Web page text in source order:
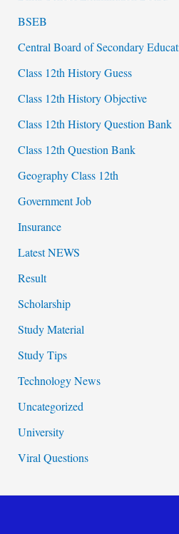
BSEB
Central Board of Secondary
Class 12th History Guess
Class 12th History Objective
Class 12th History Question Bank
Class 12th Question Bank
Geography Class 12th
Government Job
Insurance
Latest NEWS
Result
Scholarship
Study Material
Study Tips
Technology News
Uncategorized
University
Viral Questions